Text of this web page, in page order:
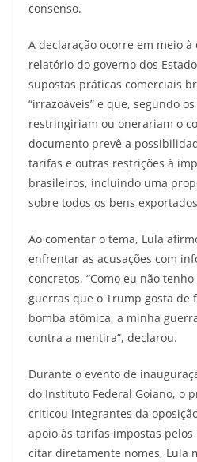
consenso.
A declaração ocorre em meio
relatório do governo dos
supostas práticas comerciais
“irrazoáveis” e que, segundo
restringiriam ou onerariam o
documento prevê a
tarifas e outras restrições à
brasileiros, incluindo uma
sobre todos os bens
Ao comentar o tema, Lula
enfrentar as acusações com
concretos. “Como eu não
guerras que o Trump gosta de
bomba atômica, a minha
contra a mentira”, declarou.
Durante o evento de
do Instituto Federal Goiano, o
criticou integrantes da
apoio às tarifas impostas pelos
citar diretamente nomes, Lula